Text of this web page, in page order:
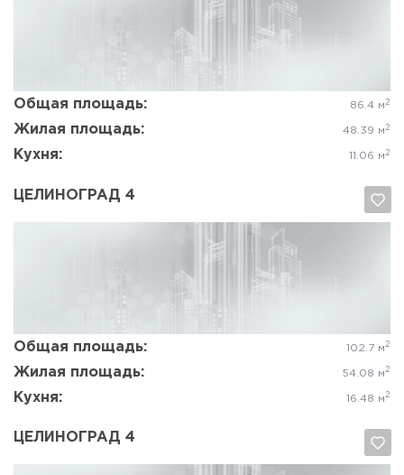
Общая площадь: 86.4 м 2
Жилая площадь: 48.39 м 2
Кухня: 11.06 м 2
ЦЕЛИНОГРАД 4
Общая площадь: 102.7 м 2
Жилая площадь: 54.08 м 2
Кухня: 16.48 м 2
ЦЕЛИНОГРАД 4